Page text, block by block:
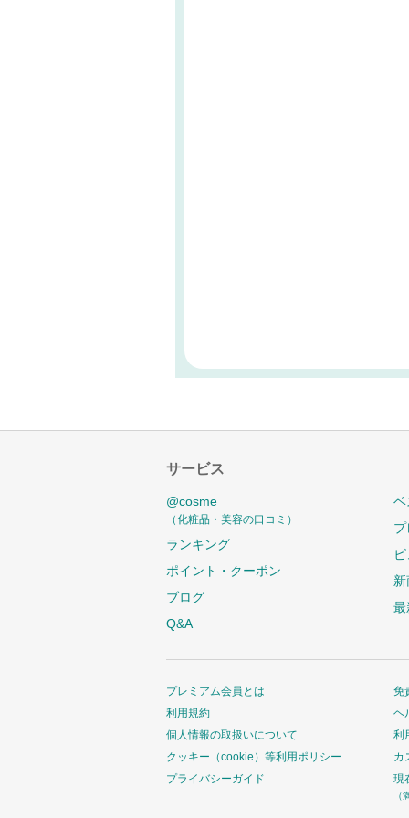
サービス
@cosme
（化粧品・美容の口コミ）
ランキング
ポイント・クーポン
ブログ
Q&A
ベ
最
プレミアム会員とは
利用規約
個人情報の取扱いについて
クッキー（cookie）等利用ポリシー
プライバシーガイド
免
ヘ
利
カ
現
（